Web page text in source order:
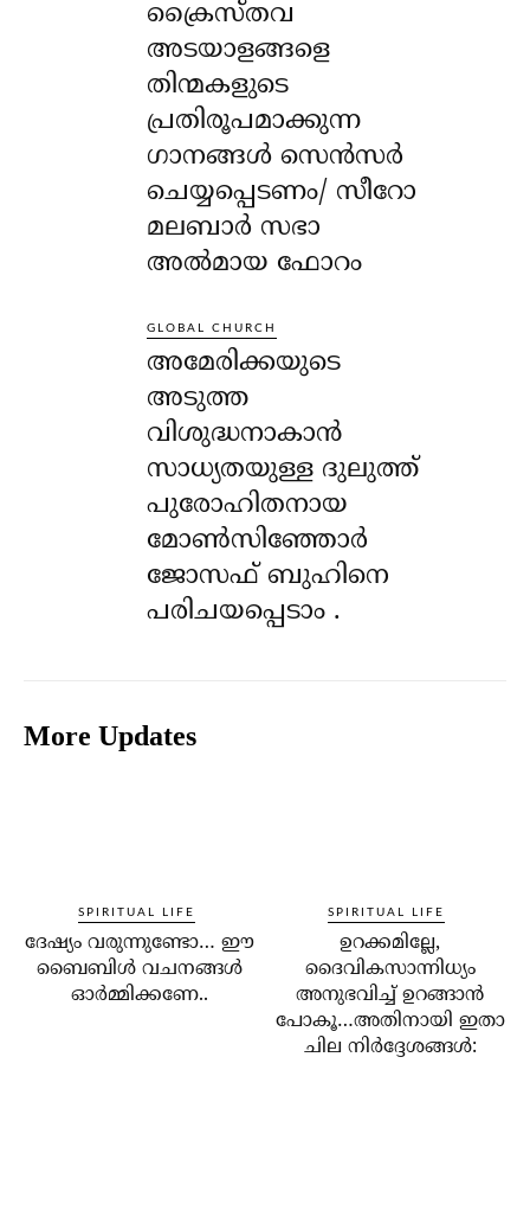
ക്രൈസ്തവ
അടയാളങ്ങളെ
തിന്മകളുടെ
പ്രതിരൂപമാക്കുന്ന
ഗാനങ്ങൾ സെൻസർ
ചെയ്യപ്പെടണം/ സീറോ
മലബാർ സഭാ
അൽമായ ഫോറം
GLOBAL CHURCH
അമേരിക്കയുടെ
അടുത്ത
വിശുദ്ധനാകാൻ
സാധ്യതയുള്ള ദുലുത്ത്
പുരോഹിതനായ
മോൺസിഞ്ഞോർ
ജോസഫ് ബുഹിനെ
പരിചയപ്പെടാം .
More Updates
SPIRITUAL LIFE
ദേഷ്യം വരുന്നുണ്ടോ… ഈ
ബൈബിള്‍ വചനങ്ങള്‍
ഓര്‍മ്മിക്കണേ..
SPIRITUAL LIFE
ഉറക്കമില്ലേ,
ദൈവികസാന്നിധ്യം
അനുഭവിച്ച് ഉറങ്ങാന്‍
പോകൂ…അതിനായി ഇതാ
ചില നിര്‍ദ്ദേശങ്ങള്‍: